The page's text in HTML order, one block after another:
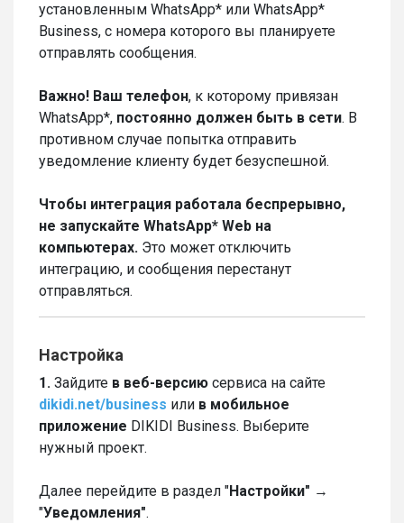
установленным WhatsApp* или WhatsApp*
Business, c номера которого вы планируете
отправлять сообщения.
Важно! Ваш телефон, к которому привязан
WhatsApp*, постоянно должен быть в сети. В
противном случае попытка отправить
уведомление клиенту будет безуспешной.
Чтобы интеграция работала беспрерывно,
не запускайте WhatsApp* Web на
компьютерах. Это может отключить
интеграцию, и сообщения перестанут
отправляться.
Настройка
1. Зайдите в веб-версию сервиса на сайте
dikidi.net/business или в мобильное
приложение DIKIDI Business. Выберите
нужный проект.
Далее перейдите в раздел "Настройки" →
"Уведомления".